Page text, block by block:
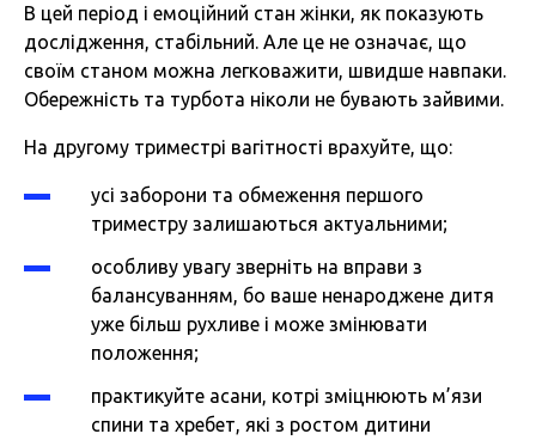
В цей період і емоційний стан жінки, як показують
дослідження, стабільний. Але це не означає, що
своїм станом можна легковажити, швидше навпаки.
Обережність та турбота ніколи не бувають зайвими.
На другому триместрі вагітності врахуйте, що:
усі заборони та обмеження першого
триместру залишаються актуальними;
особливу увагу зверніть на вправи з
балансуванням, бо ваше ненароджене дитя
уже більш рухливе і може змінювати
положення;
практикуйте асани, котрі зміцнюють м’язи
спини та хребет, які з ростом дитини